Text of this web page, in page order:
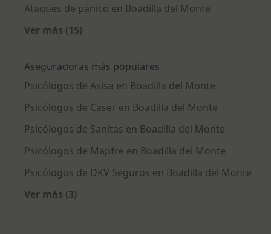
Ataques de pánico en Boadilla del Monte
Ver más (15)
Aseguradoras más populares
Psicólogos de Asisa en Boadilla del Monte
Psicólogos de Caser en Boadilla del Monte
Psicólogos de Sanitas en Boadilla del Monte
Psicólogos de Mapfre en Boadilla del Monte
Psicólogos de DKV Seguros en Boadilla del Monte
Ver más (3)